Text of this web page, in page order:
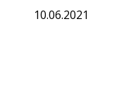
10.06.2021